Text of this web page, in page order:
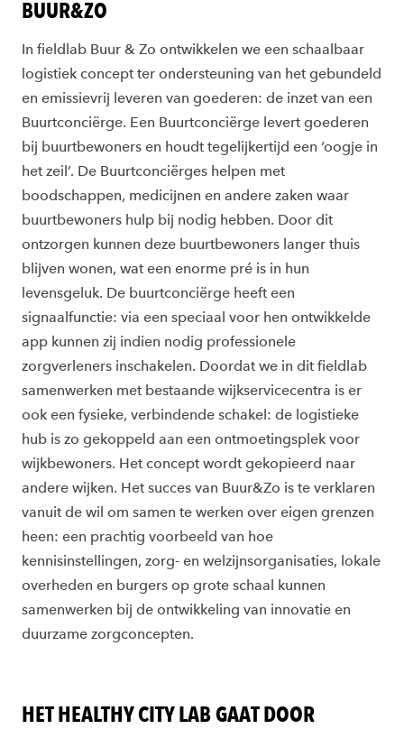
BUUR&ZO
In fieldlab Buur & Zo ontwikkelen we een schaalbaar
logistiek concept ter ondersteuning van het gebundeld
en emissievrij leveren van goederen: de inzet van een
Buurtconciërge. Een Buurtconciërge levert goederen
bij buurtbewoners en houdt tegelijkertijd een ‘oogje in
het zeil’. De Buurtconciërges helpen met
boodschappen, medicijnen en andere zaken waar
buurtbewoners hulp bij nodig hebben. Door dit
ontzorgen kunnen deze buurtbewoners langer thuis
blijven wonen, wat een enorme pré is in hun
levensgeluk. De buurtconciërge heeft een
signaalfunctie: via een speciaal voor hen ontwikkelde
app kunnen zij indien nodig professionele
zorgverleners inschakelen. Doordat we in dit fieldlab
samenwerken met bestaande wijkservicecentra is er
ook een fysieke, verbindende schakel: de logistieke
hub is zo gekoppeld aan een ontmoetingsplek voor
wijkbewoners. Het concept wordt gekopieerd naar
andere wijken. Het succes van Buur&Zo is te verklaren
vanuit de wil om samen te werken over eigen grenzen
heen: een prachtig voorbeeld van hoe
kennisinstellingen, zorg- en welzijnsorganisaties, lokale
overheden en burgers op grote schaal kunnen
samenwerken bij de ontwikkeling van innovatie en
duurzame zorgconcepten.
HET HEALTHY CITY LAB GAAT DOOR